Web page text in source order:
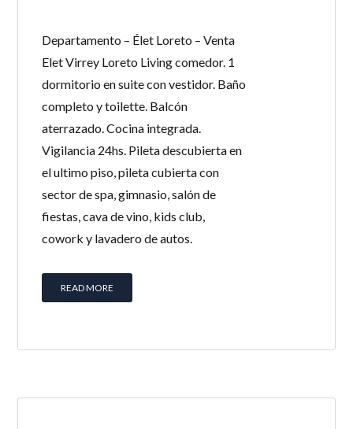
Continuar conGoogle
Departamento – Élet Loreto – Venta
Elet Virrey Loreto Living comedor. 1
dormitorio en suite con vestidor. Baño
completo y toilette. Balcón
aterrazado. Cocina integrada.
Vigilancia 24hs. Pileta descubierta en
el ultimo piso, pileta cubierta con
sector de spa, gimnasio, salón de
fiestas, cava de vino, kids club,
cowork y lavadero de autos.
READ MORE